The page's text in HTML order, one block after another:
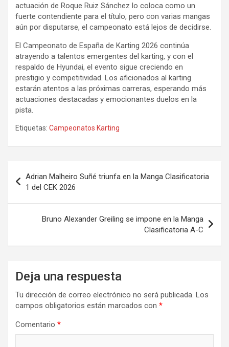
actuación de Roque Ruiz Sánchez lo coloca como un
fuerte contendiente para el título, pero con varias mangas
aún por disputarse, el campeonato está lejos de decidirse.
El Campeonato de España de Karting 2026 continúa
atrayendo a talentos emergentes del karting, y con el
respaldo de Hyundai, el evento sigue creciendo en
prestigio y competitividad. Los aficionados al karting
estarán atentos a las próximas carreras, esperando más
actuaciones destacadas y emocionantes duelos en la
pista.
Etiquetas: Campeonatos Karting
de
entradas
Adrian Malheiro Suñé triunfa en la Manga Clasificatoria
1 del CEK 2026
Bruno Alexander Greiling se impone en la Manga
Clasificatoria A-C
Deja una respuesta
Tu dirección de correo electrónico no será publicada. Los
campos obligatorios están marcados con *
Comentario *